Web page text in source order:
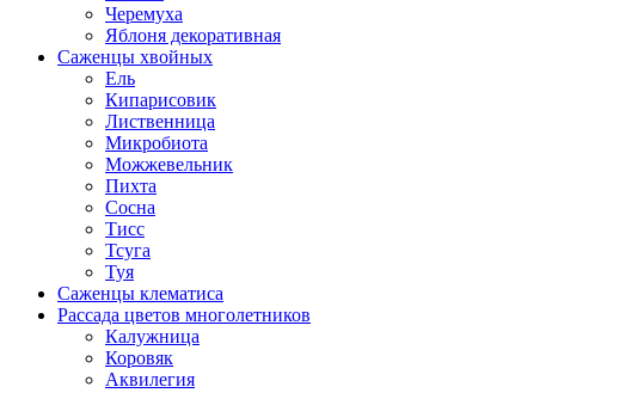
Черемуха
Яблоня декоративная
Саженцы хвойных
Ель
Кипарисовик
Лиственница
Микробиота
Можжевельник
Пихта
Сосна
Тисс
Тсуга
Туя
Саженцы клематиса
Рассада цветов многолетников
Калужница
Коровяк
Аквилегия